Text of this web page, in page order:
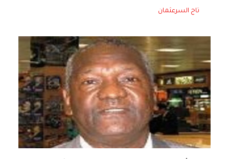
تاج السرعثمان